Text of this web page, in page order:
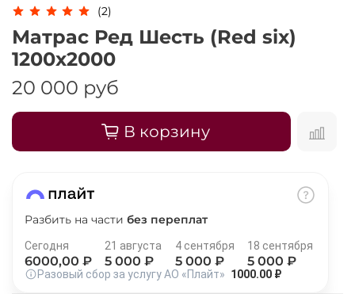
(2)
Матрас Ред Шесть (Red six)
1200х2000
20 000 руб
В корзину
Разбить на части без переплат
Сегодня
6000,00 ₽
21 августа
5 000₽
4 сентября
5 000 ₽
18 сентября
5 000 ₽
Разовый сбор за услугу АО «Плайт» 1000.00 ₽
Получайте товар
выбранный способом
Оставшиеся
списыватьсяс вашей карты
каждые 2 недели
об оплате Плайтом